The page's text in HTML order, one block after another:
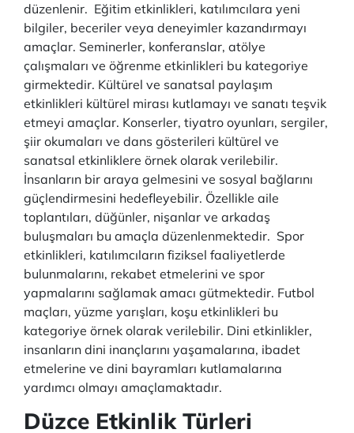
düzenlenir. Eğitim etkinlikleri, katılımcılara yeni
bilgiler, beceriler veya deneyimler kazandırmayı
amaçlar. Seminerler, konferanslar, atölye
çalışmaları ve öğrenme etkinlikleri bu kategoriye
girmektedir. Kültürel ve sanatsal paylaşım
etkinlikleri kültürel mirası kutlamayı ve sanatı teşvik
etmeyi amaçlar. Konserler, tiyatro oyunları, sergiler,
şiir okumaları ve dans gösterileri kültürel ve
sanatsal etkinliklere örnek olarak verilebilir.
İnsanların bir araya gelmesini ve sosyal bağlarını
güçlendirmesini hedefleyebilir. Özellikle aile
toplantıları, düğünler, nişanlar ve arkadaş
buluşmaları bu amaçla düzenlenmektedir. Spor
etkinlikleri, katılımcıların fiziksel faaliyetlerde
bulunmalarını, rekabet etmelerini ve spor
yapmalarını sağlamak amacı gütmektedir. Futbol
maçları, yüzme yarışları, koşu etkinlikleri bu
kategoriye örnek olarak verilebilir. Dini etkinlikler,
insanların dini inançlarını yaşamalarına, ibadet
etmelerine ve dini bayramları kutlamalarına
yardımcı olmayı amaçlamaktadır.
Düzce Etkinlik Türleri